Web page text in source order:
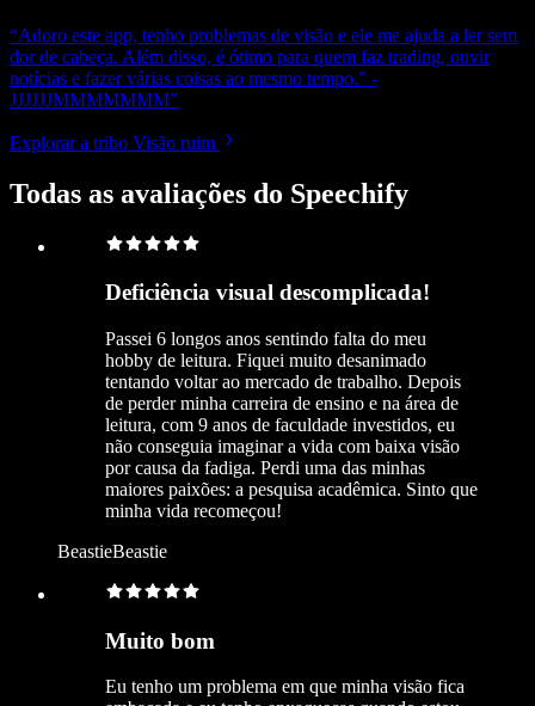
“Adoro este app, tenho problemas de visão e ele me ajuda a ler sem
dor de cabeça. Além disso, é ótimo para quem faz trading, ouvir
notícias e fazer várias coisas ao mesmo tempo.” -
JJJJJJMMMMMMM”
Explorar a tribo Visão ruim
Todas as avaliações do Speechify
Deficiência visual descomplicada!
Passei 6 longos anos sentindo falta do meu
hobby de leitura. Fiquei muito desanimado
tentando voltar ao mercado de trabalho. Depois
de perder minha carreira de ensino e na área de
leitura, com 9 anos de faculdade investidos, eu
não conseguia imaginar a vida com baixa visão
por causa da fadiga. Perdi uma das minhas
maiores paixões: a pesquisa acadêmica. Sinto que
minha vida recomeçou!
BeastieBeastie
Muito bom
Eu tenho um problema em que minha visão fica